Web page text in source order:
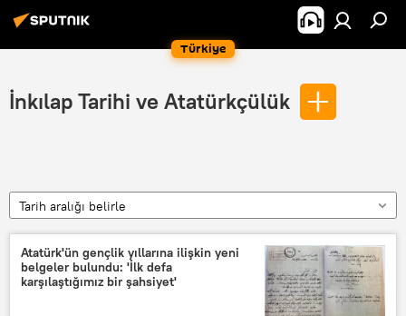
Türkiye
İnkılap Tarihi ve Atatürkçülük
Tarih aralığı belirle
Atatürk'ün gençlik yıllarına ilişkin yeni
belgeler bulundu: 'İlk defa
karşılaştığımız bir şahsiyet'